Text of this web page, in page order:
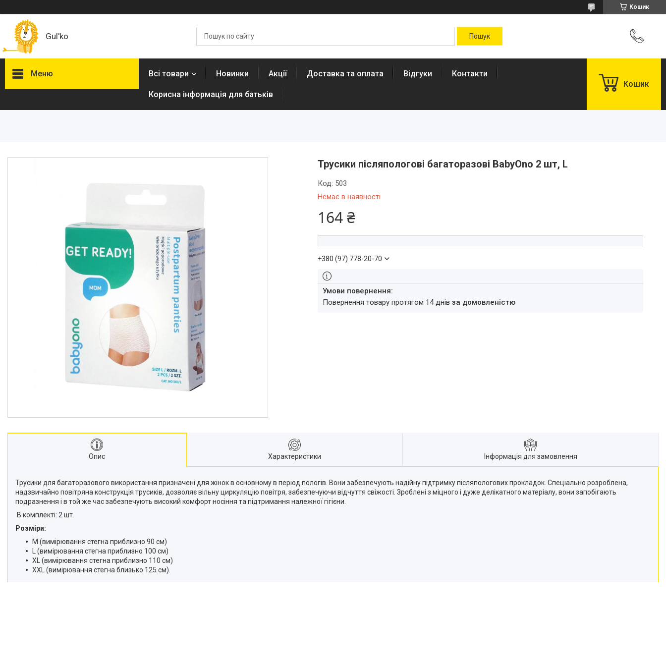
Кошик
Gul'ko
Меню
Меблі дитячі
Засоби особистої гігієни
Дитяче харчування
Дитяча безпека
Басейни каркасні
Надувна продукція для дітей
Корисна інформація для
Всі товари Новинки Акції Доставка та оплата Відгуки Контакти
Корисна інформація для батьків
Кошик
Трусики післяпологові багаторазові BabyOno 2 шт, L
Немає в наявності
Код: 503
164 ₴
+380 (97) 778-20-70
повернення товару протягом 14 днівза домовленістю
Опис Характеристики Інформація для замовлення
Трусики для багаторазового використання призначені для жінок в основному в період пологів. Вони забезпечують надійну підтримку післяпологових прокладок. Спеціально розроблена,
надзвичайно повітряна конструкція трусиків, дозволяє вільну циркуляцію повітря, забезпечуючи відчуття свіжості. Зроблені з міцного і дуже делікатного матеріалу, вони запобігають
подразнення і в той же час забезпечують високий комфорт носіння та підтримання належної гігієни.
В комплекті: 2 шт.
Розміри:
M (вимірювання стегна приблизно 90 см)
L (вимірювання стегна приблизно 100 см)
XL (вимірювання стегна приблизно 110 см)
XXL (вимірювання стегна близько 125 см).